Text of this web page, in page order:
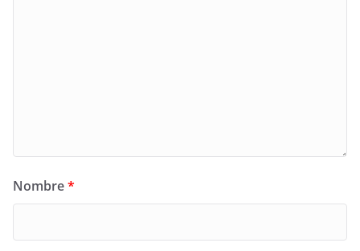
Nombre*